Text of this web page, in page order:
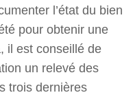
l’état du bien
pour obtenir une
il est conseillé de
un relevé des
trois dernières